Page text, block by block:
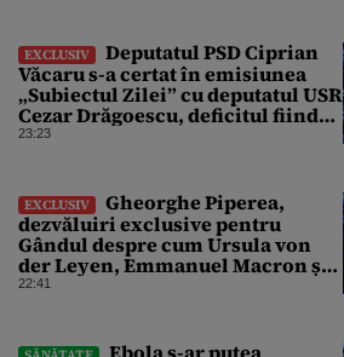
EXCLUSIV
Deputatul PSD Ciprian
Văcaru s-a certat în emisiunea
„Subiectul Zilei” cu deputatul USR
Cezar Drăgoescu, deficitul fiind
motivul scandalului
23:23
EXCLUSIV
Gheorghe Piperea,
dezvăluiri exclusive pentru
Gândul despre cum Ursula von
der Leyen, Emmanuel Macron și
Zelenski plănuiesc pe Signal să îl
22:41